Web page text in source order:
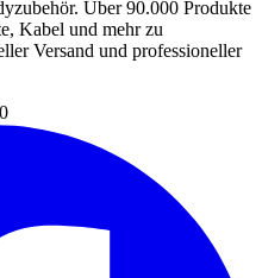
Über 90.000 Produkte
Kabel und mehr zu
Versand und professioneller